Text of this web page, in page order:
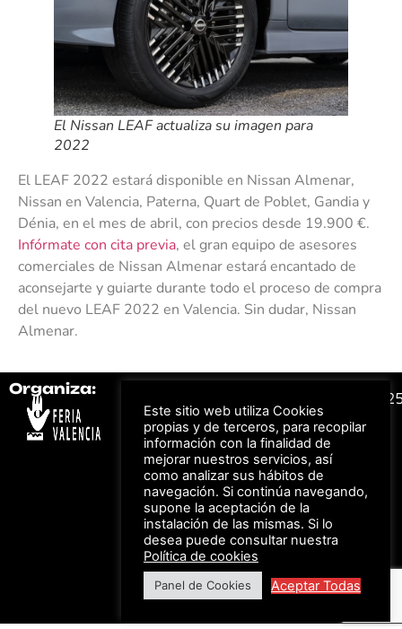
El Nissan LEAF actualiza su imagen para
2022
El LEAF 2022 estará disponible en Nissan Almenar,
Nissan en Valencia, Paterna, Quart de Poblet, Gandia y
Dénia, en el mes de abril, con precios desde 19.900 €.
Infórmate con cita previa, el gran equipo de asesores
comerciales de Nissan Almenar estará encantado de
aconsejarte y guiarte durante todo el proceso de compra
del nuevo LEAF 2022 en Valencia. Sin dudar, Nissan
Almenar.
Organiza:
Bonos descuento para
los viajes a ferias
organizadas por Feria
Valencia al obtener tu
entrada
de hotel durante
ferias organizadas
por Feria Valencia
Aviso Legal –
de Privacidad
© Feria Valencia, todos
los derechos reservados
Este sitio web utiliza Cookies
propias y de terceros, para recopilar
información con la finalidad de
mejorar nuestros servicios, así
como analizar sus hábitos de
navegación. Si continúa navegando,
supone la aceptación de la
instalación de las mismas. Si lo
desea puede consultar nuestra
Política de cookies
Panel de Cookies Aceptar Todas